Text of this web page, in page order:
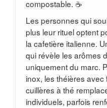
compostable. ☕
Les personnes qui
plus leur rituel optent
la cafetière italienne.
qui révèle les arômes
uniquement du marc.
inox, les théières avec
cuillères à thé
individuels, parfois